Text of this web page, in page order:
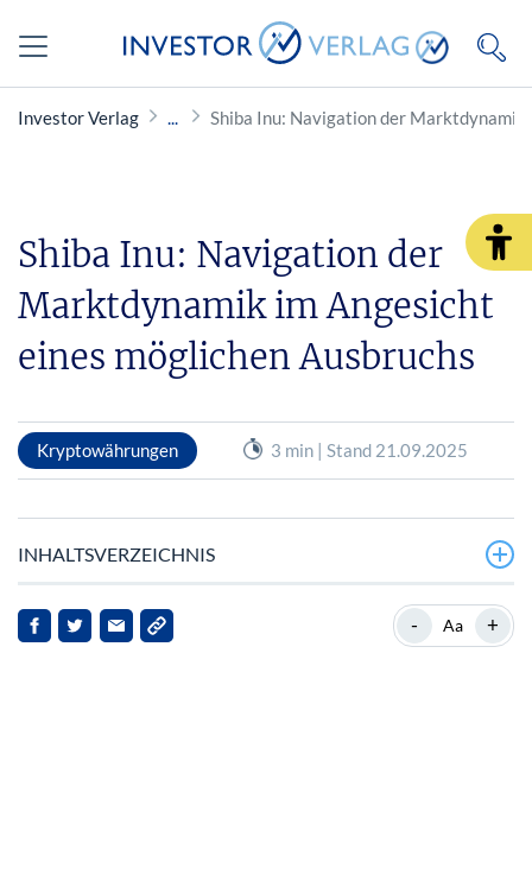
Investor Verlag Shiba Inu: Navigation der Marktdynamik
Shiba Inu: Navigation der
Marktdynamik im Angesicht
eines möglichen Ausbruchs
Kryptowährungen 3 min | Stand 21.09.2025
INHALTSVERZEICHNIS
Marktüberblick
- Aa +